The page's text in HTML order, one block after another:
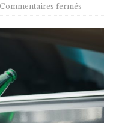
Commentaires fermés